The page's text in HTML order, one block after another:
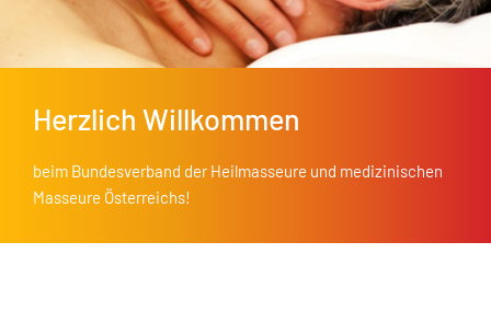
Herzlich Willkommen
beim Bundesverband der Heilmasseure und medizinischen
Masseure Österreichs!